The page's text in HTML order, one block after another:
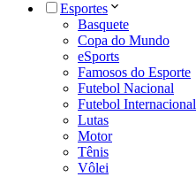
Esportes
Basquete
Copa do Mundo
eSports
Famosos do Esporte
Futebol Nacional
Futebol Internacional
Lutas
Motor
Tênis
Vôlei